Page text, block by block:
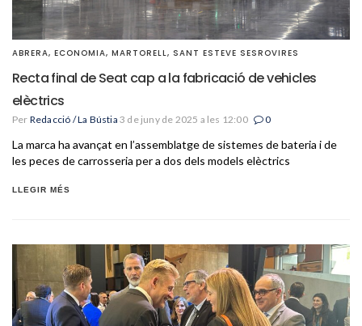
ABRERA, ECONOMIA, MARTORELL, SANT ESTEVE SESROVIRES
Recta final de Seat cap a la fabricació de vehicles
elèctrics
Per Redacció / La Bústia 3 de juny de 2025 a les 12:00 0
La marca ha avançat en l’assemblatge de sistemes de bateria i de
les peces de carrosseria per a dos dels models elèctrics
LLEGIR MÉS